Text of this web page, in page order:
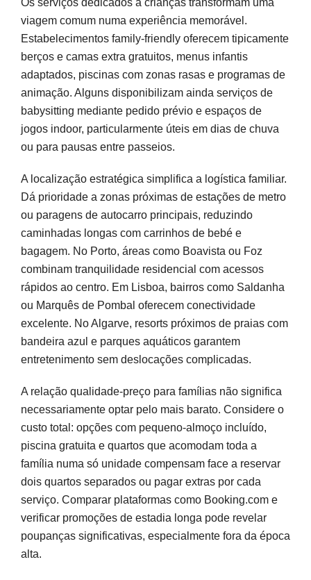
viagem comum numa experiência memorável.
Estabelecimentos family-friendly oferecem tipicamente
berços e camas extra gratuitos, menus infantis
adaptados, piscinas com zonas rasas e programas de
animação. Alguns disponibilizam ainda serviços de
babysitting mediante pedido prévio e espaços de
jogos indoor, particularmente úteis em dias de chuva
ou para pausas entre passeios.
A localização estratégica simplifica a logística familiar.
Dá prioridade a zonas próximas de estações de metro
ou paragens de autocarro principais, reduzindo
caminhadas longas com carrinhos de bebé e
bagagem. No Porto, áreas como Boavista ou Foz
combinam tranquilidade residencial com acessos
rápidos ao centro. Em Lisboa, bairros como Saldanha
ou Marquês de Pombal oferecem conectividade
excelente. No Algarve, resorts próximos de praias com
bandeira azul e parques aquáticos garantem
entretenimento sem deslocações complicadas.
A relação qualidade-preço para famílias não significa
necessariamente optar pelo mais barato. Considere o
custo total: opções com pequeno-almoço incluído,
piscina gratuita e quartos que acomodam toda a
família numa só unidade compensam face a reservar
dois quartos separados ou pagar extras por cada
serviço. Comparar plataformas como Booking.com e
verificar promoções de estadia longa pode revelar
poupanças significativas, especialmente fora da época
alta.